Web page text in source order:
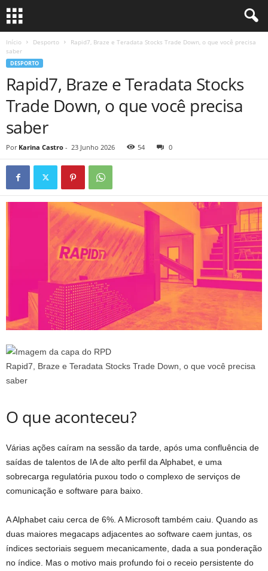
Início Desporto
Rapid7, Braze e Teradata Stocks Trade Down, o que você precisa
saber
DESPORTO
Rapid7, Braze e Teradata Stocks
Trade Down, o que você precisa
saber
Por Karina Castro - 23 Junho 2026 54 0
Rapid7, Braze e Teradata Stocks Trade Down, o que você precisa
saber
O que aconteceu?
Várias ações caíram na sessão da tarde, após uma confluência de
saídas de talentos de IA de alto perfil da Alphabet, e uma
sobrecarga regulatória puxou todo o complexo de serviços de
comunicação e software para baixo.
A Alphabet caiu cerca de 6%. A Microsoft também caiu. Quando as
duas maiores megacaps adjacentes ao software caem juntas, os
índices sectoriais seguem mecanicamente, dada a sua ponderação
no índice. Mas o motivo mais profundo foi o receio persistente do